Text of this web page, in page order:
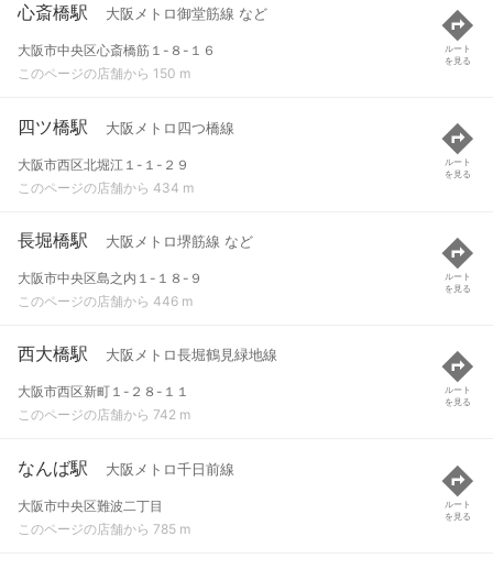
心斎橋駅 大阪メトロ御堂筋線 など
大阪市中央区心斎橋筋１-８-１６
このページの店舗から 150 m
ルート
を見る
四ツ橋駅 大阪メトロ四つ橋線
大阪市西区北堀江１-１-２９
このページの店舗から 434 m
ルート
を見る
長堀橋駅 大阪メトロ堺筋線 など
大阪市中央区島之内１-１８-９
このページの店舗から 446 m
ルート
を見る
西大橋駅 大阪メトロ長堀鶴見緑地線
大阪市西区新町１-２８-１１
このページの店舗から 742 m
ルート
を見る
なんば駅 大阪メトロ千日前線
大阪市中央区難波二丁目
このページの店舗から 785 m
ルート
を見る